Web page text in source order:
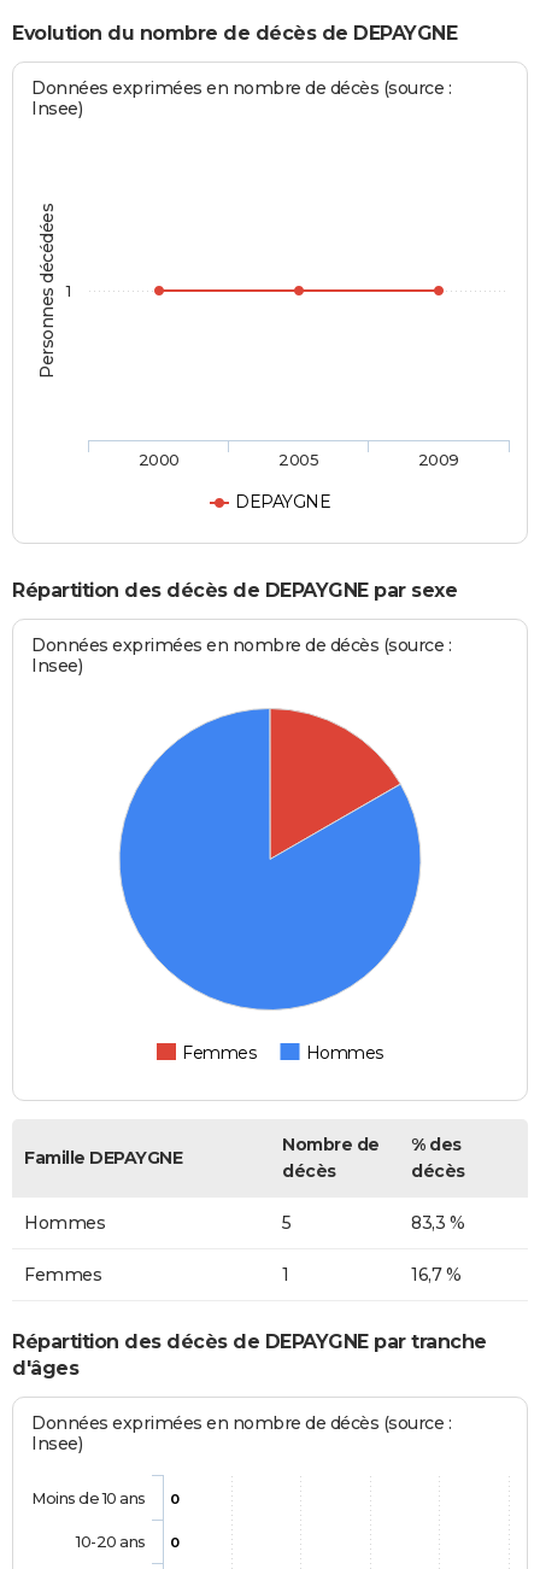
Evolution du nombre de décès de DEPAYGNE
Personnes décédées
Données exprimées en nombre de décès (source :
Insee)
DEPAYGNE
2000 2005 2009
1
Répartition des décès de DEPAYGNE par sexe
Données exprimées en nombre de décès (source :
Insee)
Femmes Hommes
Famille DEPAYGNE
Nombre de
décès
% des
décès
Hommes 5 83,3 %
Femmes 1 16,7 %
Répartition des décès de DEPAYGNE par tranche
d'âges
Données exprimées en nombre de décès (source :
Insee)
0
0
Moins de 10 ans
10-20 ans